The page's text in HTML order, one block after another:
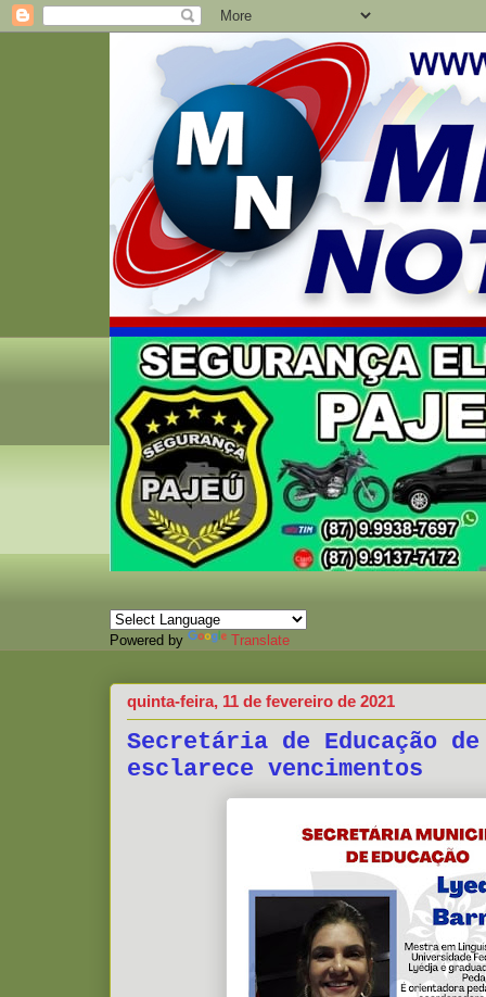
Powered by Translate
quinta-feira, 11 de fevereiro de 2021
Secretária de Educação
esclarece vencimentos